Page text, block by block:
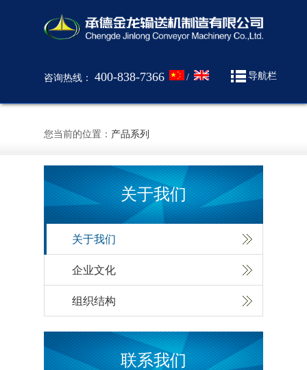
咨询热线： 400-838-7366 / 导航栏
您当前的位置： 产品系列
关于我们
关于我们
企业文化
组织结构
联系我们